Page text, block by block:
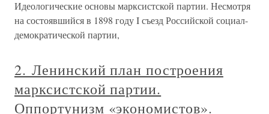
Идеологические основы марксистской партии. Несмотря
на состоявшийся в 1898 году I съезд Российской социал-
демократической партии,
2. Ленинский план построения
марксистской партии.
Оппортунизм «экономистов».